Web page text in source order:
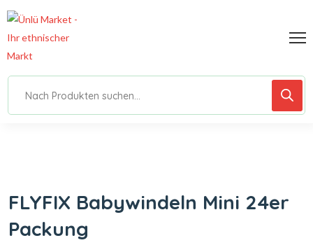
FLYFIX Babywindeln Mini 24er
Packung